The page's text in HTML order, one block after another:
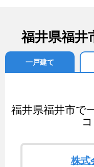
福井県福井
一戸建て
福井県福井市で
株式